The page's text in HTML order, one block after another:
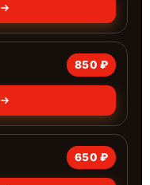
850 ₽
650 ₽